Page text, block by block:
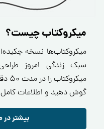
میکروکتاب چیست؟
میکروکتاب‌ها نسخه
سبک زندگی امروز
گوش دهید و اطلاعات کامل
بیشتر در